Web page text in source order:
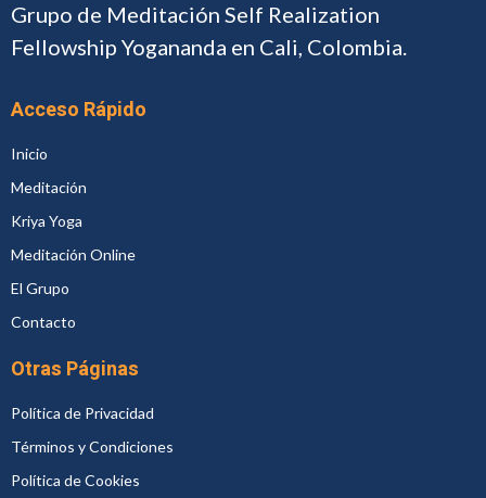
Grupo de Meditación Self Realization
Fellowship Yogananda en Cali, Colombia.
Acceso Rápido
Inicio
Meditación
Kriya Yoga
Meditación Online
El Grupo
Contacto
Otras Páginas
Política de Privacidad
Términos y Condiciones
Política de Cookies